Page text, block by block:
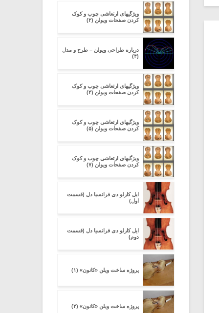
ویژگیهای ارتعاشی چوب و کوک
کردن صفحات ویولن (۲)
درباره طراحی ویولن – طرح و مدل
(۴)
ویژگیهای ارتعاشی چوب و کوک
کردن صفحات ویولن (۴)
ویژگیهای ارتعاشی چوب و کوک
کردن صفحات ویولن (۵)
ویژگیهای ارتعاشی چوب و کوک
کردن صفحات ویولن (۷)
ایل کارلو دی فرانسیا دل (قسمت
اول)
ایل کارلو دی فرانسیا دل (قسمت
دوم)
پروژه ساخت ویلن «کانون» (۱)
پروژه ساخت ویلن «کانون» (۲)